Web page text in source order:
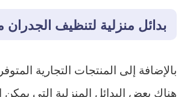
بدائل منزلية لتنظيف الجدران
بالإضافة إلى المنتجات التجارية
هناك بعض البدائل المنزلية التي يمكن